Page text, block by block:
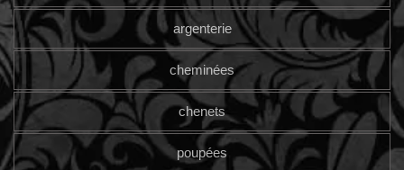
argenterie
cheminées
chenets
poupées